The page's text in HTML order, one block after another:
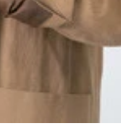
「アクアレーベ